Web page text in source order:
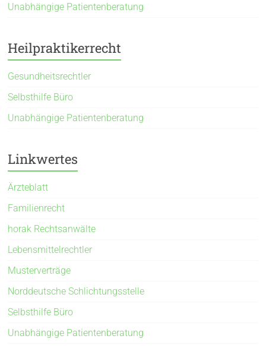
Unabhängige Patientenberatung
Heilpraktikerrecht
Gesundheitsrechtler
Selbsthilfe Büro
Unabhängige Patientenberatung
Linkwertes
Ärzteblatt
Familienrecht
horak Rechtsanwälte
Lebensmittelrechtler
Musterverträge
Norddeutsche Schlichtungsstelle
Selbsthilfe Büro
Unabhängige Patientenberatung